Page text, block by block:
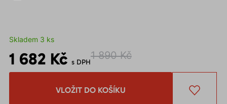
Skladem 3 ks
1 682 Kč s DPH
1 890 Kč
VLOŽIT DO KOŠÍKU